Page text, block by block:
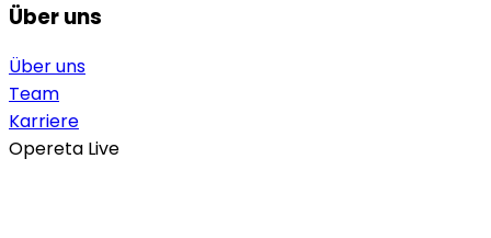
Über uns
Über uns
Team
Karriere
Opereta Live